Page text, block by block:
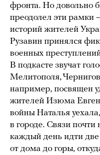
фронта. Но довольно
преодолел эти рамки
историй жителей
Рузавин принялся
военных
В подкасте звучат
Мелитополя,
например, посвящен
жителей Изюма
войны Наталья
в городе. Связи
каждый день идти
от дома до горы,